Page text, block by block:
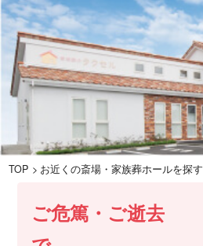
TOP お近くの斎場・家族葬ホールを探す
ご危篤・ご逝去